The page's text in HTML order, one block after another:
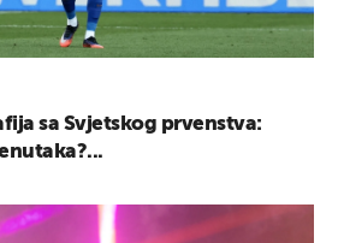
sa Svjetskog prvenstva: